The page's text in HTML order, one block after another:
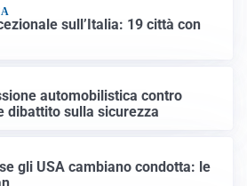
sull’Italia: 19 città con
automobilistica contro
dibattito sulla sicurezza
gli USA cambiano condotta: le